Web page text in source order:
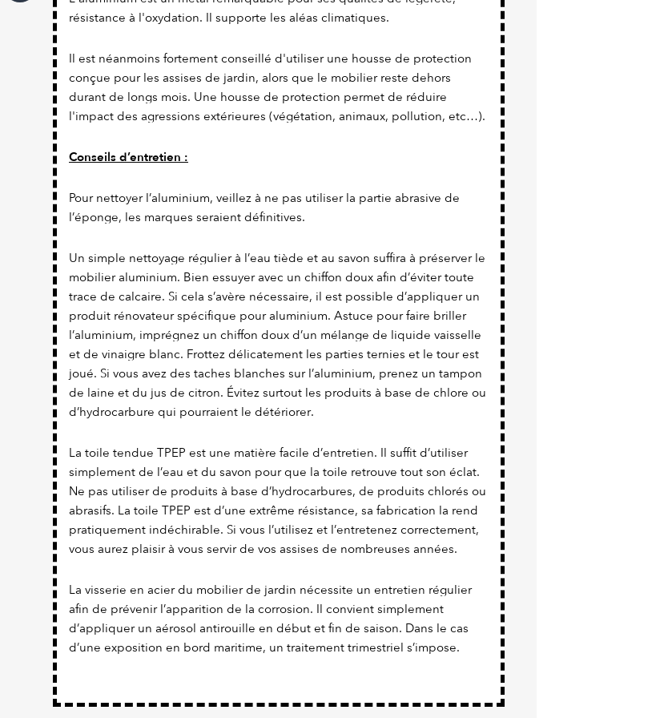
résistance à l'oxydation. Il supporte les aléas climatiques.
Il est néanmoins fortement conseillé d'utiliser une housse de protection
conçue pour les assises de jardin, alors que le mobilier reste dehors
durant de longs mois. Une housse de protection permet de réduire
l'impact des agressions extérieures (végétation, animaux, pollution, etc…).
Conseils d’entretien :
Pour nettoyer l’aluminium, veillez à ne pas utiliser la partie abrasive de
l’éponge, les marques seraient définitives.
Un simple nettoyage régulier à l’eau tiède et au savon suffira à préserver le
mobilier aluminium. Bien essuyer avec un chiffon doux afin d’éviter toute
trace de calcaire. Si cela s’avère nécessaire, il est possible d’appliquer un
produit rénovateur spécifique pour aluminium. Astuce pour faire briller
l’aluminium, imprégnez un chiffon doux d’un mélange de liquide vaisselle
et de vinaigre blanc. Frottez délicatement les parties ternies et le tour est
joué. Si vous avez des taches blanches sur l’aluminium, prenez un tampon
de laine et du jus de citron. Évitez surtout les produits à base de chlore ou
d’hydrocarbure qui pourraient le détériorer.
La toile tendue TPEP est une matière facile d’entretien. Il suffit d’utiliser
simplement de l’eau et du savon pour que la toile retrouve tout son éclat.
Ne pas utiliser de produits à base d’hydrocarbures, de produits chlorés ou
abrasifs. La toile TPEP est d’une extrême résistance, sa fabrication la rend
pratiquement indéchirable. Si vous l’utilisez et l’entretenez correctement,
vous aurez plaisir à vous servir de vos assises de nombreuses années.
La visserie en acier du mobilier de jardin nécessite un entretien régulier
afin de prévenir l’apparition de la corrosion. Il convient simplement
d’appliquer un aérosol antirouille en début et fin de saison. Dans le cas
d’une exposition en bord maritime, un traitement trimestriel s’impose.